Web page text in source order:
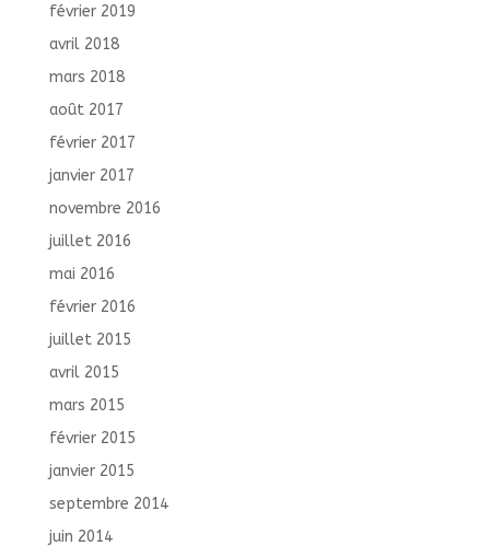
février 2019
avril 2018
mars 2018
août 2017
février 2017
janvier 2017
novembre 2016
juillet 2016
mai 2016
février 2016
juillet 2015
avril 2015
mars 2015
février 2015
janvier 2015
septembre 2014
juin 2014